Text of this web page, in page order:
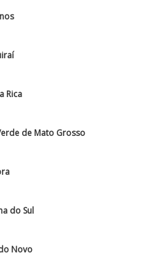
Rica
de Mato Grosso
do Sul
Novo